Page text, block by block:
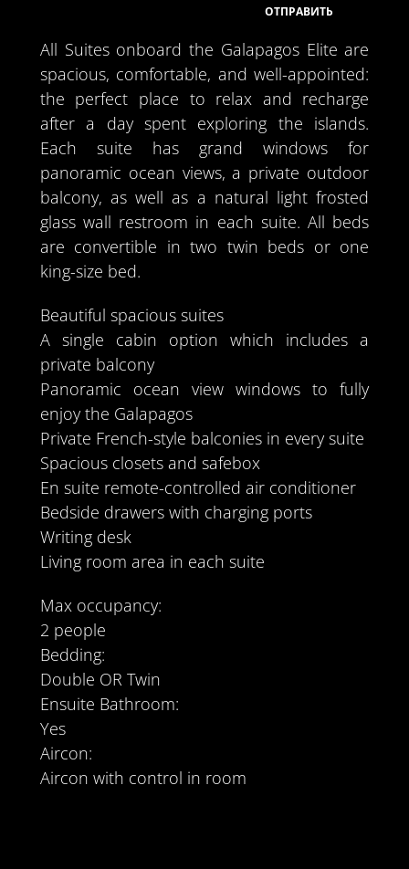
All Suites onboard the Galapagos Elite are
spacious, comfortable, and well-appointed:
the perfect place to relax and recharge
after a day spent exploring the islands.
Each suite has grand windows for
panoramic ocean views, a private outdoor
balcony, as well as a natural light frosted
glass wall restroom in each suite. All beds
are convertible in two twin beds or one
king-size bed.
Beautiful spacious suites
A single cabin option which includes a
private balcony
Panoramic ocean view windows to fully
enjoy the Galapagos
Private French-style balconies in every suite
Spacious closets and safebox
En suite remote-controlled air conditioner
Bedside drawers with charging ports
Writing desk
Living room area in each suite
Max occupancy:
2 people
Bedding:
Double OR Twin
Ensuite Bathroom:
Yes
Aircon:
Aircon with control in room